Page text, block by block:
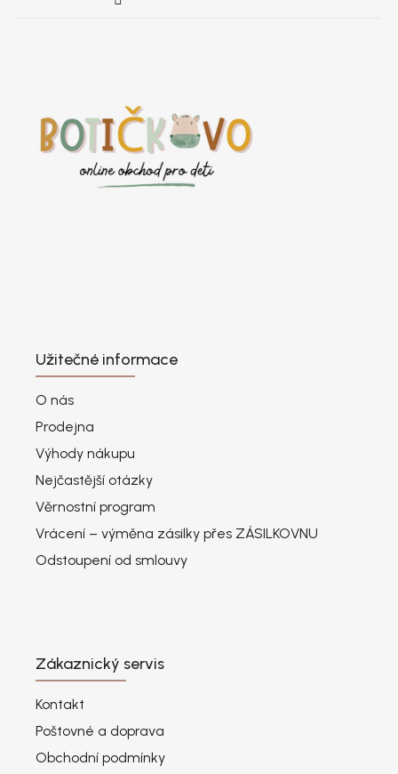
Užitečné informace
O nás
Prodejna
Výhody nákupu
Nejčastější otázky
Věrnostní program
Vrácení – výměna zásilky přes ZÁSILKOVNU
Odstoupení od smlouvy
Zákaznický servis
Kontakt
Poštovné a doprava
Obchodní podmínky